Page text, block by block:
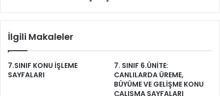
İlgili Makaleler
7.SINIF KONU İŞLEME
SAYFALARI
7. SINIF 6.ÜNİTE:
CANLILARDA ÜREME,
BÜYÜME VE GELİŞME KONU
ÇALIŞMA SAYFALARI